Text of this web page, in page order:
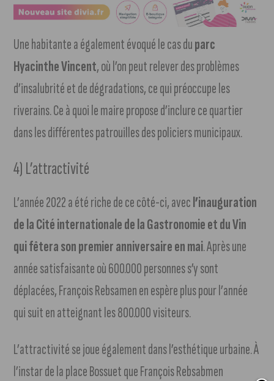
Une habitante a également évoqué le cas duparc
Hyacinthe Vincent, où l’on peut relever des problèmes
d’insalubrité et de dégradations, ce qui préoccupe les
riverains. Ce à quoi le maire propose d’inclure ce quartier
dans les différentes patrouilles des policiers municipaux.
4) L’attractivité
L’année 2022 a été riche de ce côté-ci, avecl’inauguration
de la Cité internationale de la Gastronomie et du Vin
qui fêtera son premier anniversaire en mai. Après une
année satisfaisante où 600.000 personnes s’y sont
déplacées, François Rebsamen en espère plus pour l’année
qui suit en atteignant les 800.000 visiteurs.
L’attractivité se joue également dans l’esthétique urbaine. À
l’instar de la place Bossuet que François Rebsabmen